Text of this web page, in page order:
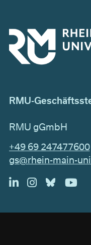
RMU-
RMU gGmbH
+49 69 247477600
gs@rhein-main-